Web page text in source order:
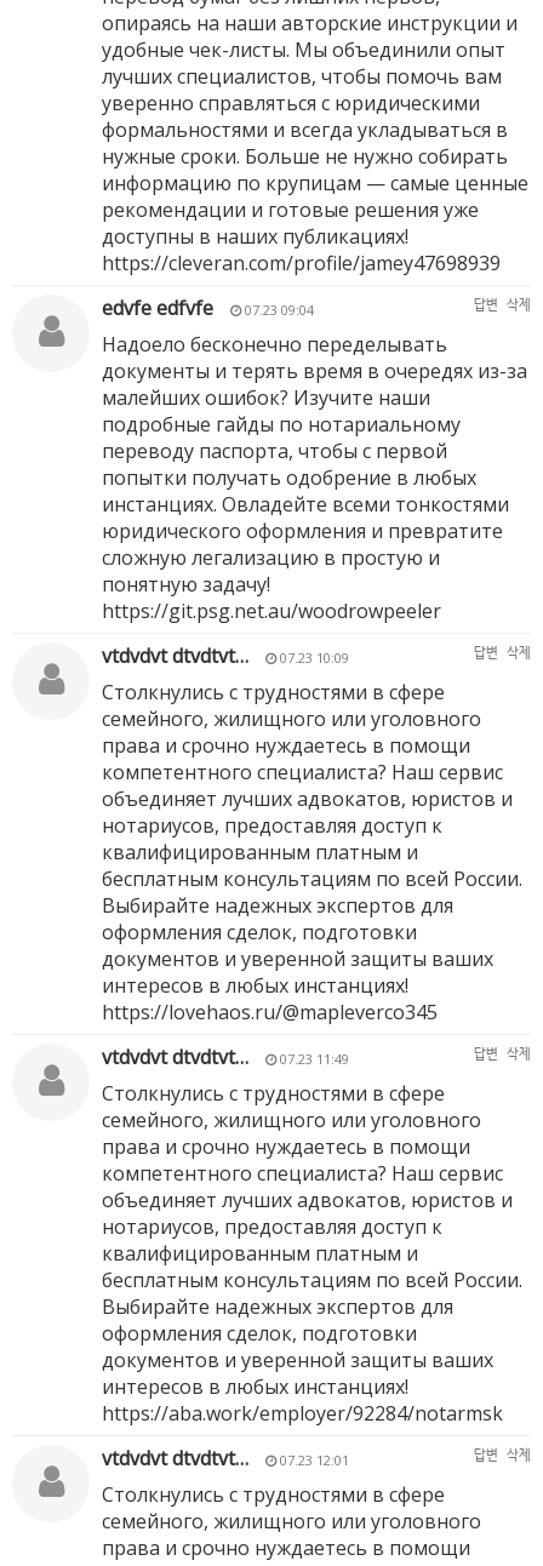
опираясь на наши авторские инструкции и
удобные чек-листы. Мы объединили опыт
лучших специалистов, чтобы помочь вам
уверенно справляться с юридическими
формальностями и всегда укладываться в
нужные сроки. Больше не нужно собирать
информацию по крупицам — самые ценные
рекомендации и готовые решения уже
доступны в наших публикациях!
https://cleveran.com/profile/jamey47698939
edvfe edfvfe
07.23 09:04 답변 삭제
Надоело бесконечно переделывать
документы и терять время в очередях из-за
малейших ошибок? Изучите наши
подробные гайды по нотариальному
переводу паспорта, чтобы с первой
попытки получать одобрение в любых
инстанциях. Овладейте всеми тонкостями
юридического оформления и превратите
сложную легализацию в простую и
понятную задачу!
https://git.psg.net.au/woodrowpeeler
vtdvdvt dtvdtvt…
07.23 10:09 답변 삭제
Столкнулись с трудностями в сфере
семейного, жилищного или уголовного
права и срочно нуждаетесь в помощи
компетентного специалиста? Наш сервис
объединяет лучших адвокатов, юристов и
нотариусов, предоставляя доступ к
квалифицированным платным и
бесплатным консультациям по всей России.
Выбирайте надежных экспертов для
оформления сделок, подготовки
документов и уверенной защиты ваших
интересов в любых инстанциях!
https://lovehaos.ru/@mapleverco345
vtdvdvt dtvdtvt…
07.23 11:49 답변 삭제
Столкнулись с трудностями в сфере
семейного, жилищного или уголовного
права и срочно нуждаетесь в помощи
компетентного специалиста? Наш сервис
объединяет лучших адвокатов, юристов и
нотариусов, предоставляя доступ к
квалифицированным платным и
бесплатным консультациям по всей России.
Выбирайте надежных экспертов для
оформления сделок, подготовки
документов и уверенной защиты ваших
интересов в любых инстанциях!
https://aba.work/employer/92284/notarmsk
vtdvdvt dtvdtvt…
07.23 12:01 답변 삭제
Столкнулись с трудностями в сфере
семейного, жилищного или уголовного
права и срочно нуждаетесь в помощи